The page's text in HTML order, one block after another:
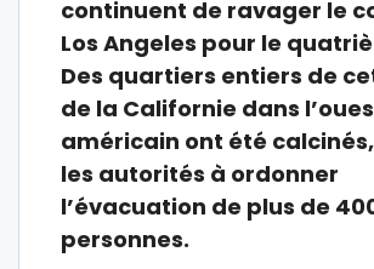
continuent de ravager le
Los Angeles pour le
Des quartiers entiers de
de la Californie dans
américain ont été
les autorités à ordonner
l’évacuation de plus de
personnes.